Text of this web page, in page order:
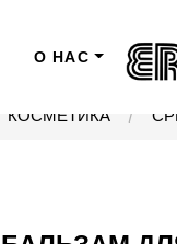
О НАС
КОСМЕТИКА